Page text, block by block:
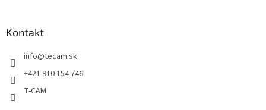
Kontakt
info@tecam.sk
+421 910 154 746
T-CAM